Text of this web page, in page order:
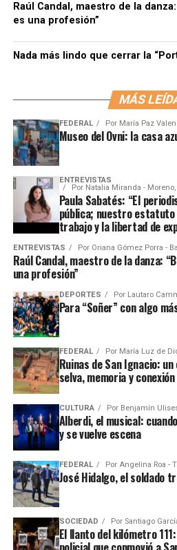
Raúl Candal, maestro de la
es una profesión”
Nada más lindo que cerrar la
MÁS
FEDERAL Por María Paz
Museo del Ovni: la casa
ENTREVISTAS
Por Natalia Miranda -
Paula Sabatés: “El
pública; nuestro
trabajo y la libertad de
ENTREVISTAS Por Oriana Gómez Porra -
Raúl Candal, maestro de la danza:
una profesión”
DEPORTES Por Lautaro
Para “Soñer” con algo
FEDERAL Por María Luz de
Ruinas de San Ignacio:
selva, memoria y conexión
CULTURA Por Benjamín
Alberdi, el musical:
y se vuelve escena
FEDERAL Por Angelina Roa -
José Hidalgo, el soldado
SOCIEDAD Por Santiago
El llanto del kilómetro